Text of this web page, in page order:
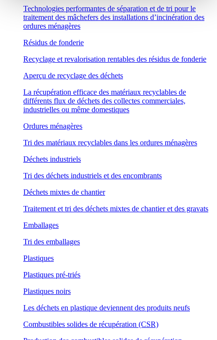
Technologies performantes de séparation et de tri pour le
traitement des mâchefers des installations d’incinération des
ordures ménagères
Résidus de fonderie
Recyclage et revalorisation rentables des résidus de fonderie
Aperçu de recyclage des déchets
La récupération efficace des matériaux recyclables de
différents flux de déchets des collectes commerciales,
industrielles ou même domestiques
Ordures ménagères
Tri des matériaux recyclables dans les ordures ménagères
Déchets industriels
Tri des déchets industriels et des encombrants
Déchets mixtes de chantier
Traitement et tri des déchets mixtes de chantier et des gravats
Emballages
Tri des emballages
Plastiques
Plastiques pré-triés
Plastiques noirs
Les déchets en plastique deviennent des produits neufs
Combustibles solides de récupération (CSR)